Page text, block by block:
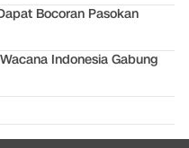
Bocoran Pasokan
Indonesia Gabung